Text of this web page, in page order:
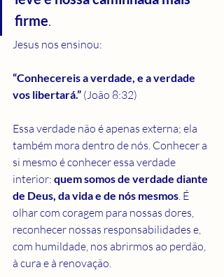
firme.
Jesus nos ensinou:
“Conhecereis a verdade, e a verdade
vos libertará.” (João 8:32)
Essa verdade não é apenas externa; ela
também mora dentro de nós. Conhecer a
si mesmo é conhecer essa verdade
interior: quem somos de verdade diante
de Deus, da vida e de nós mesmos. É
olhar com coragem para nossas dores,
reconhecer nossas responsabilidades e,
com humildade, nos abrirmos ao perdão,
à cura e à renovação.